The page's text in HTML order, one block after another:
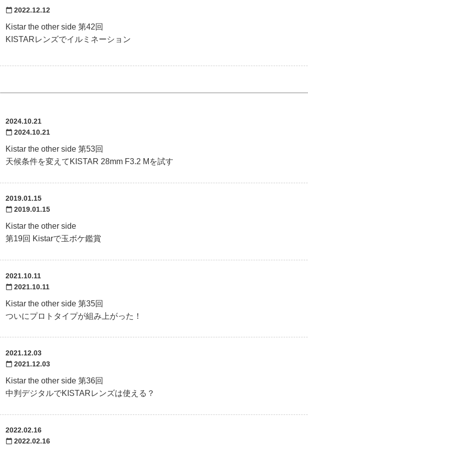
Kistar the other side 第42回
KISTARレンズでイルミネーション
calendar_today 2022.12.12
2024.10.21
Kistar the other side 第53回
天候条件を変えてKISTAR 28mm F3.2 Mを試す
calendar_today 2024.10.21
2019.01.15
Kistar the other side
第19回 Kistarで玉ボケ鑑賞
calendar_today 2019.01.15
2021.10.11
Kistar the other side 第35回
ついにプロトタイプが組み上がった！
calendar_today 2021.10.11
2021.12.03
Kistar the other side 第36回
中判デジタルでKISTARレンズは使える？
calendar_today 2021.12.03
2022.02.16
calendar_today 2022.02.16